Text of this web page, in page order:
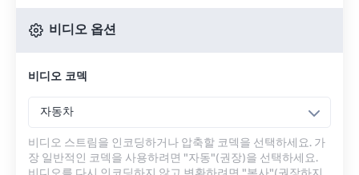
비디오 옵션
비디오 코덱
자동차
비디오 스트림을 인코딩하거나 압축할 코덱을 선택하세요. 가
장 일반적인 코덱을 사용하려면 "자동"(권장)을 선택하세요.